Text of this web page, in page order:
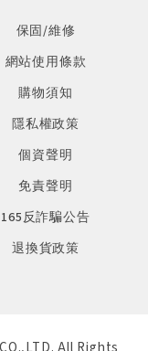
保固/維修
網站使用條款
購物須知
隱私權政策
個資聲明
免責聲明
165反詐騙公告
退換貨政策